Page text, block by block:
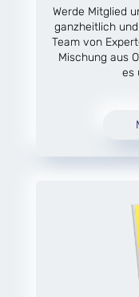
Werde Mitglied
ganzheitlich
Team von
Mischung aus
es